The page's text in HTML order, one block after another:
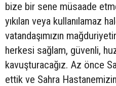
bize bir sene müsaade
yıkılan veya kullanılamaz
vatandaşımızın
herkesi sağlam, güvenli,
kavuşturacağız. Az önce
ettik ve Sahra